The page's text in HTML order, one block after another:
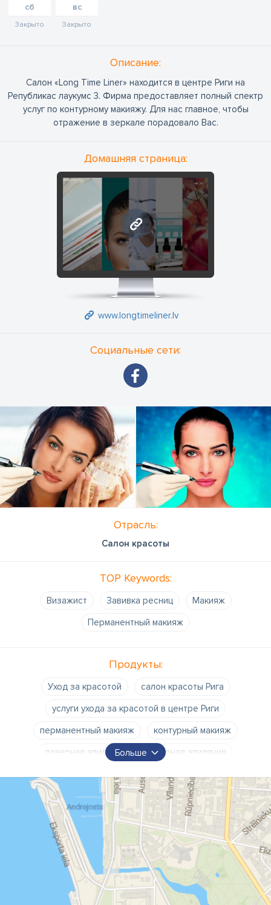
сб
Закрыто
вс
Закрыто
Oписание:
Салон «Long Time Liner» находится в центре Риги на
Републикас лаукумс 3. Фирма предоставляет полный спектр
услуг по контурному макияжу. Для нас главное, чтобы
отражение в зеркале порадовало Вас.
Домашняя страница:
www.longtimeliner.lv
www.longtimeliner.lv
Социальные сети:
Отрасль:
Салон красоты
TOP Keywords:
Bизажист Завивка ресниц
Mакияж
Перманентный макияж
Продукты:
Уход за красотой
салон красоты Рига
услуги ухода за красотой в центре Риги
перманентный макияж
контурный макияж
лазерная эпиляция
лазерная эпиляция
профессиональная косметика
биоревитализация
ламинирование ресниц
ламинирование для ресниц
химическая завивка ресниц
курс микропигментации Long-Time-Liner для
начинающих
Микропигментация
перманентный макияж
Больше